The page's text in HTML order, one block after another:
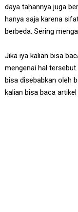
daya tahannya juga
hanya saja karena
berbeda. Sering
Jika iya kalian bisa
mengenai hal tersebut.
bisa disebabkan oleh
kalian bisa baca